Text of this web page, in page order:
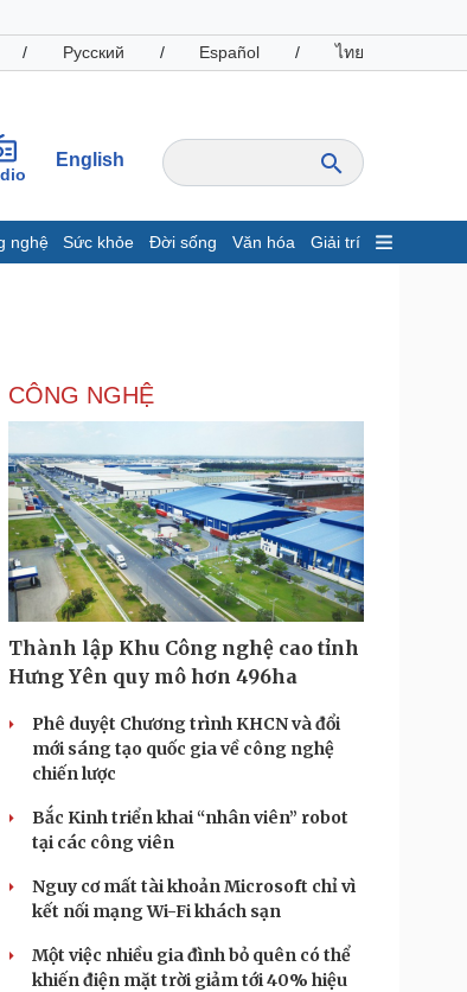
/ Русский / Español / ไทย
English
nghệ Sức khỏe Đời sống Văn hóa Giải trí
Giá cà phê
doanh nghiệp
24h
Công nghệ
Sành điệu
Tin Công nghệ
Trải nghiệm
Chuyển đổi số
Podcast
Đọc truyện đêm khuya
Cửa sổ tình yêu
CÔNG NGHỆ
Thành lập Khu Công nghệ cao tỉnh
Hưng Yên quy mô hơn 496ha
Phê duyệt Chương trình KHCN và đổi
mới sáng tạo quốc gia về công nghệ
chiến lược
Bắc Kinh triển khai “nhân viên” robot
tại các công viên
Nguy cơ mất tài khoản Microsoft chỉ vì
kết nối mạng Wi-Fi khách sạn
Một việc nhiều gia đình bỏ quên có thể
khiến điện mặt trời giảm tới 40% hiệu